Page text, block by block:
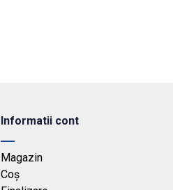
Informatii cont
Magazin
Coș